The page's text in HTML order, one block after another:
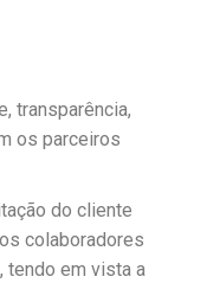
transparência,
os parceiros
do cliente
colaboradores
tendo em vista a